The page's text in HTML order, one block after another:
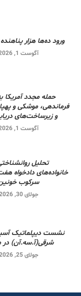
ورود ده‌ها هزار
آگوست 1, 2026
حمله مجدد آمریکا
فرماندهی، موشکی و
و زیرساخت‌های
آگوست 1, 2026
تحلیل
خانواده‌های دادخواه
سرکوب
جولای 30, 2026
نشست دیپلماتیک
شرقی‌(آ.سه.آن) در
جولای 25, 2026